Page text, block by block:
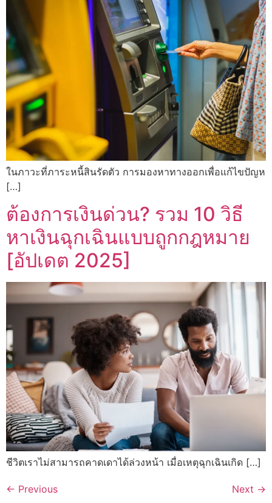
ในภาวะที่ภาระหนี้สินรัดตัว การมองหาทางออกเพื่อแก้ไขปัญห
[…]
ต้องการเงินด่วน? รวม 10 วิธี
หาเงินฉุกเฉินแบบถูกกฎหมาย
[อัปเดต 2025]
ชีวิตเราไม่สามารถคาดเดาได้ล่วงหน้า เมื่อเหตุฉุกเฉินเกิด […]
← Previous Next →